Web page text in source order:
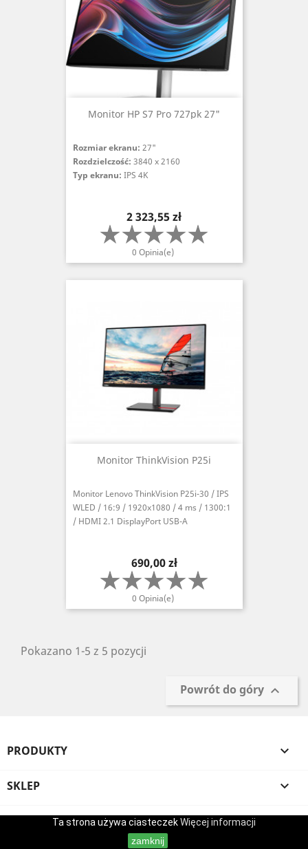
Monitor HP S7 Pro 727pk 27"
Rozmiar ekranu: 27"
Rozdzielczość: 3840 x 2160
Typ ekranu: IPS 4K
Cena
2 323,55 zł
0 Opinia(e)
Monitor ThinkVision P25i
Monitor Lenovo ThinkVision P25i-30 / IPS
WLED / 16:9 / 1920x1080 / 4 ms / 1300:1
/ HDMI 2.1 DisplayPort USB-A
Cena
690,00 zł
0 Opinia(e)
Pokazano 1-5 z 5 pozycji
Powrót do góry 
PRODUKTY 
SKLEP 
TWOJE KONTOTa strona używa ciasteczekWięcej informacji
zamknij